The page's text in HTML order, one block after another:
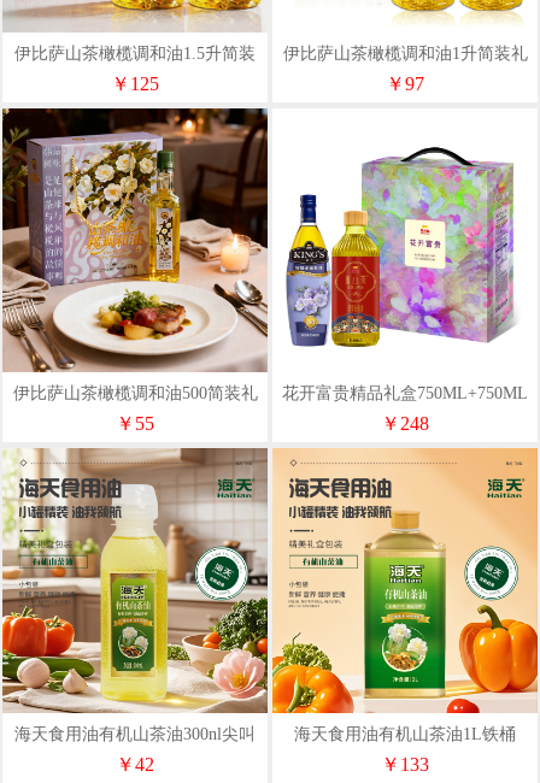
伊比萨山茶橄榄调和油1.5升简装
礼盒
￥125
伊比萨山茶橄榄调和油1升简装礼
盒
￥97
伊比萨山茶橄榄调和油500简装礼
盒
￥55
花开富贵精品礼盒750ML+750ML
￥248
海天食用油有机山茶油300nl尖叫
瓶
￥42
海天食用油有机山茶油1L铁桶
￥133